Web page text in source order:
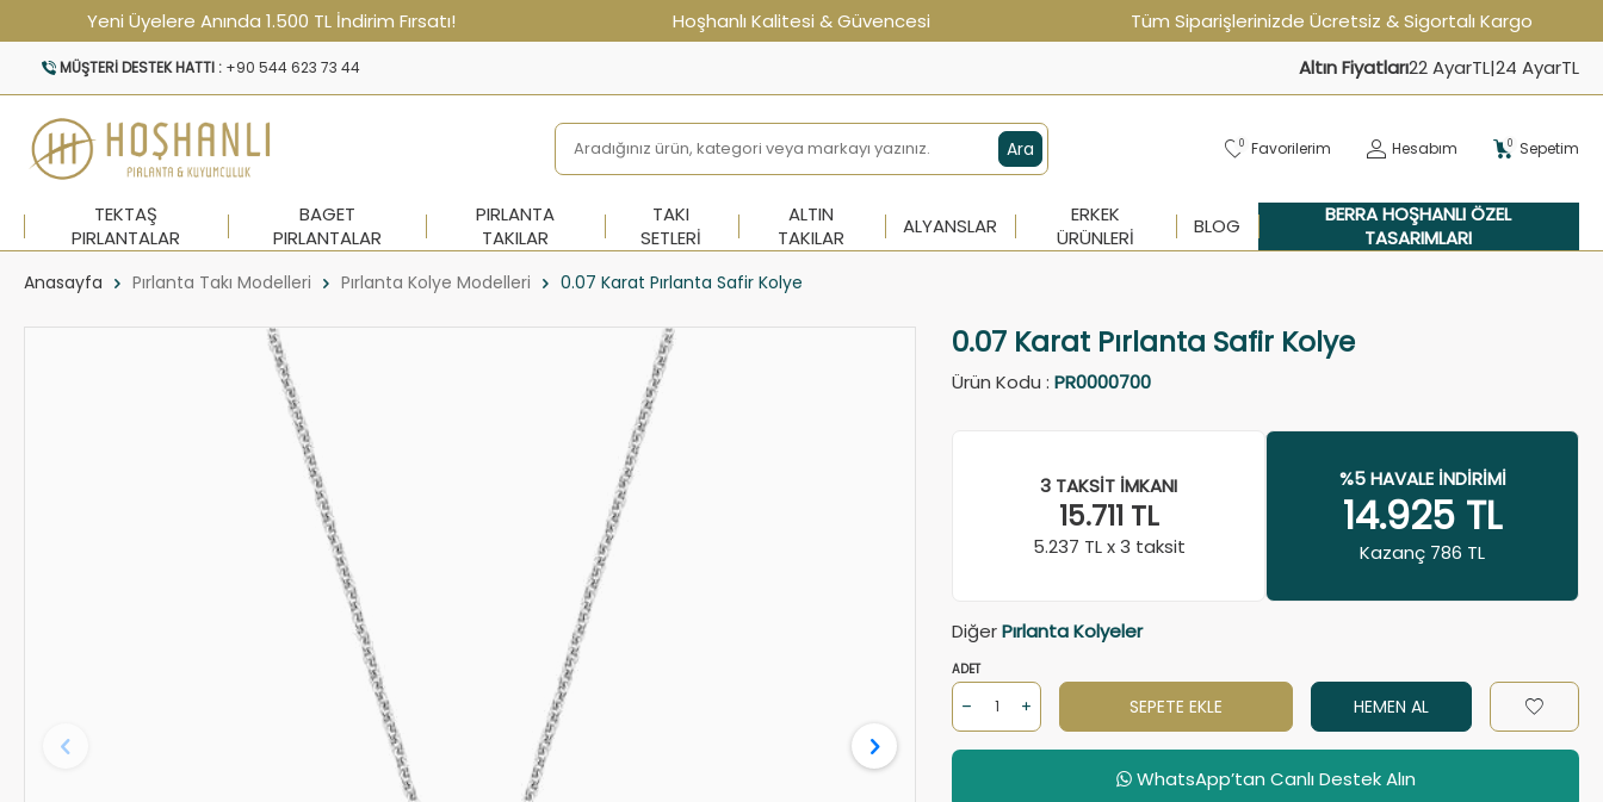
Yeni Üyelere Anında 1.500 TL İndirim Fırsatı! Hoşhanlı Kalitesi & Güvencesi Tüm Siparişlerinizde Ücretsiz & Sigortalı Kargo
MÜŞTERI DESTEK HATTI : +90 544 623 73 44 Altın Fiyatları22 AyarTL|24 AyarTL
Ara 0 Favorilerim Hesabım 0 Sepetim
TEKTAŞ
PIRLANTALAR
BAGET
PIRLANTALAR
PIRLANTA
TAKILAR
TAKI
SETLERI
ALTIN
TAKILAR
ALYANSLAR
ERKEK
ÜRÜNLERI
BLOG
BERRA HOŞHANLI ÖZEL
TASARIMLARI
Anasayfa Pırlanta Takı Modelleri Pırlanta Kolye Modelleri 0.07 Karat Pırlanta Safir Kolye
0.07 Karat Pırlanta Safir Kolye
Ürün Kodu :PR0000700
3 TAKSIT İMKANI
15.711 TL
5.237 TL x 3 taksit
%5 HAVALE İNDIRIMI
14.925 TL
Kazanç 786 TL
DiğerPırlanta Kolyeler
ADET
SEPETE EKLE HEMEN AL
WhatsApp’tan Canlı Destek Alın